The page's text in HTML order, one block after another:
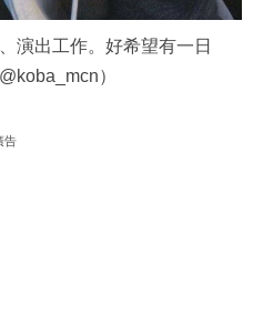
演出工作。好希望有一日
）
告